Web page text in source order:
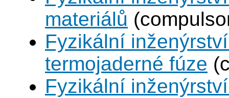
materiálů
Fyzikální
termojaderné fúze
Fyzikální